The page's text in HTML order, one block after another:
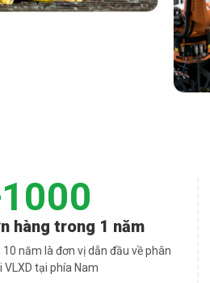
hàng trong 1 năm
10 năm là đơn vị dẫn đầu về phân
VLXD tại phía Nam